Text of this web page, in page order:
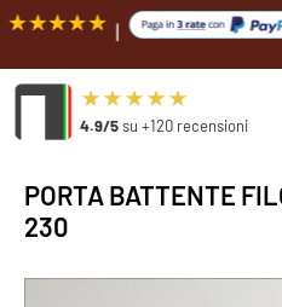
4.9/5su +120 recensioni
PORTA BATTENTE
230